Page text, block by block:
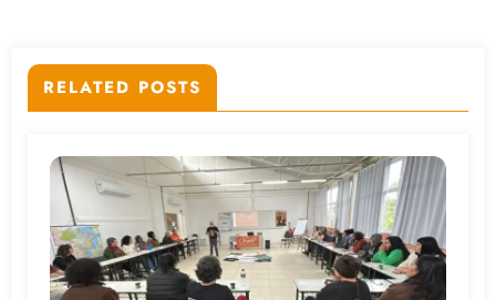
RELATED POSTS